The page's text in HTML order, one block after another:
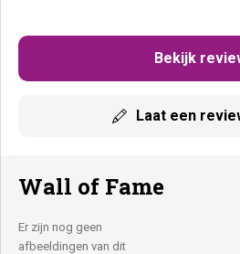
Bekijk
Laat een
Wall of Fame
Er zijn nog geen
afbeeldingen van dit